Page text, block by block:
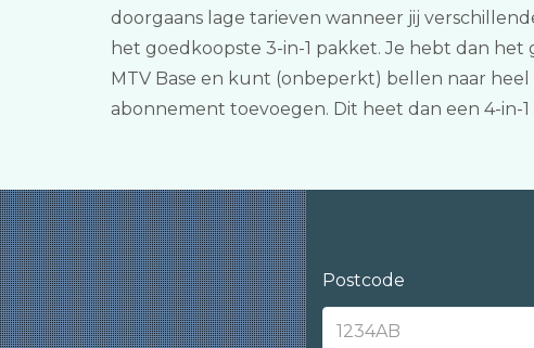
doorgaans lage tarieven wanneer jij
het goedkoopste 3-in-1 pakket. Je hebt dan
MTV Base en kunt (onbeperkt) bellen naar
abonnement toevoegen. Dit heet dan een 4-in-
Postcode